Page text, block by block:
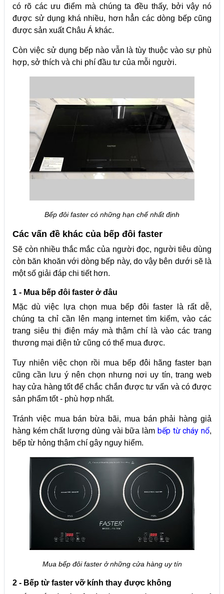
có rõ các ưu điểm mà chúng ta đều thấy, bởi vậy nó
được sử dụng khá nhiều, hơn hẳn các dòng bếp cũng
được sản xuất Châu Á khác.
Còn việc sử dụng bếp nào vẫn là tùy thuộc vào sự phù
hợp, sở thích và chi phí đầu tư của mỗi người.
Bếp đôi faster có những hạn chế nhất định
Các vấn đề khác của bếp đôi faster
Sẽ còn nhiều thắc mắc của người đọc, người tiêu dùng
còn băn khoăn với dòng bếp này, do vậy bên dưới sẽ là
một số giải đáp chi tiết hơn.
1 - Mua bếp đôi faster ở đâu
Mặc dù việc lựa chọn mua bếp đôi faster là rất dễ,
chúng ta chỉ cần lên mạng internet tìm kiếm, vào các
trang siêu thị điện máy mà thậm chí là vào các trang
thương mại điện tử cũng có thể mua được.
Tuy nhiên việc chọn rồi mua bếp đôi hãng faster bạn
cũng cần lưu ý nên chọn nhưng nơi uy tín, trang web
hay cửa hàng tốt để chắc chắn được tư vấn và có được
sản phẩm tốt - phù hợp nhất.
Tránh việc mua bán bừa bãi, mua bán phải hàng giả
hàng kém chất lượng dùng vài bữa làm bếp từ cháy nổ,
bếp từ hỏng thậm chí gây nguy hiểm.
Mua bếp đôi faster ở những cửa hàng uy tín
2 - Bếp từ faster vỡ kính thay được không